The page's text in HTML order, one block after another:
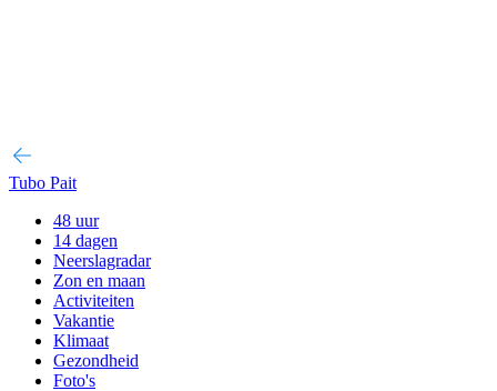
Tubo Pait
48 uur
14 dagen
Neerslagradar
Zon en maan
Activiteiten
Vakantie
Klimaat
Gezondheid
Foto's